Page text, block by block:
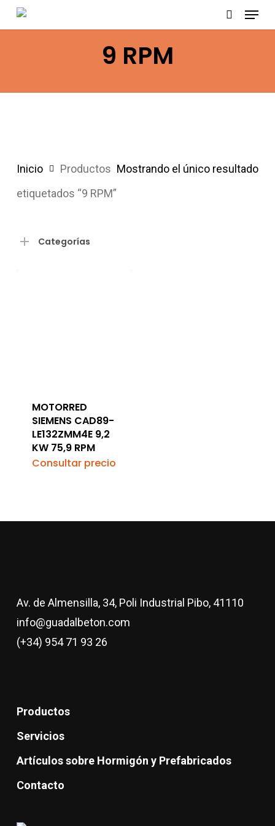
Skip
to
search
Menu
9 RPM
Mostrando el único resultado
Inicio
Productos
etiquetados “9 RPM”
Categorías
MOTORRED
SIEMENS CAD89-
LE132ZMM4E 9,2
KW 75,9 RPM
Consultar precio
Av. de Almensilla, 34, Poli Industrial Pibo, 41110
info@guadalbeton.com
(+34) 954 71 93 26
Productos
Servicios
Artículos sobre Hormigón y Prefabricados
Contacto